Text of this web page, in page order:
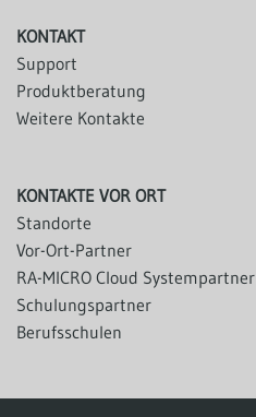
KONTAKT
Support
Produktberatung
Weitere Kontakte
KONTAKTE VOR ORT
Standorte
Vor-Ort-Partner
RA-MICRO Cloud Systempartner
Schulungspartner
Berufsschulen